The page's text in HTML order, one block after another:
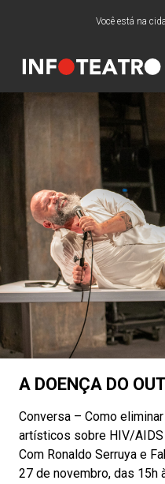
Você está na
A DOENÇA DO
Conversa – Como
artísticos sobre HIV/AIDS
Com Ronaldo Serruya e
27 de novembro, das 15h